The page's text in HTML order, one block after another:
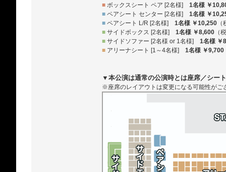
■ ボックスシート ペア [2名様] 1名様 ￥
■ ペアシート センター [2名様] 1名様 ￥
■ ペアシート L/R [2名様] 1名様 ￥10,250
■ サイドボックス [2名様] 1名様 ￥8,600 （
■ サイドソファー [2名様 or 1名様] 1名様 ￥
■ アリーナシート [1～4名様] 1名様 ￥9,700
▼本公演は通常の公演時とは座席／シー
※座席のレイアウトは変更になる可能性がご